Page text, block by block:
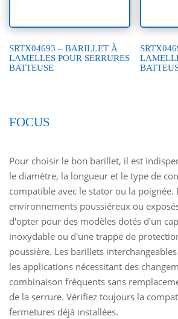
SRTX04693 – BARILLET À
LAMELLES POUR SERRURES
BATTEUSE
FOCUS
Pour choisir le bon barillet, il est
le diamètre, la longueur et le type de
compatible avec le stator ou la poignée.
environnements poussiéreux ou
d'opter pour des modèles dotés d'un
inoxydable ou d'une trappe de
poussière. Les barillets
les applications nécessitant des
combinaison fréquents sans
de la serrure. Vérifiez toujours la
fermetures déjà installées.